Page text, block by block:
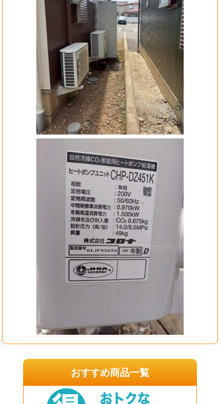
おすすめ商品一覧